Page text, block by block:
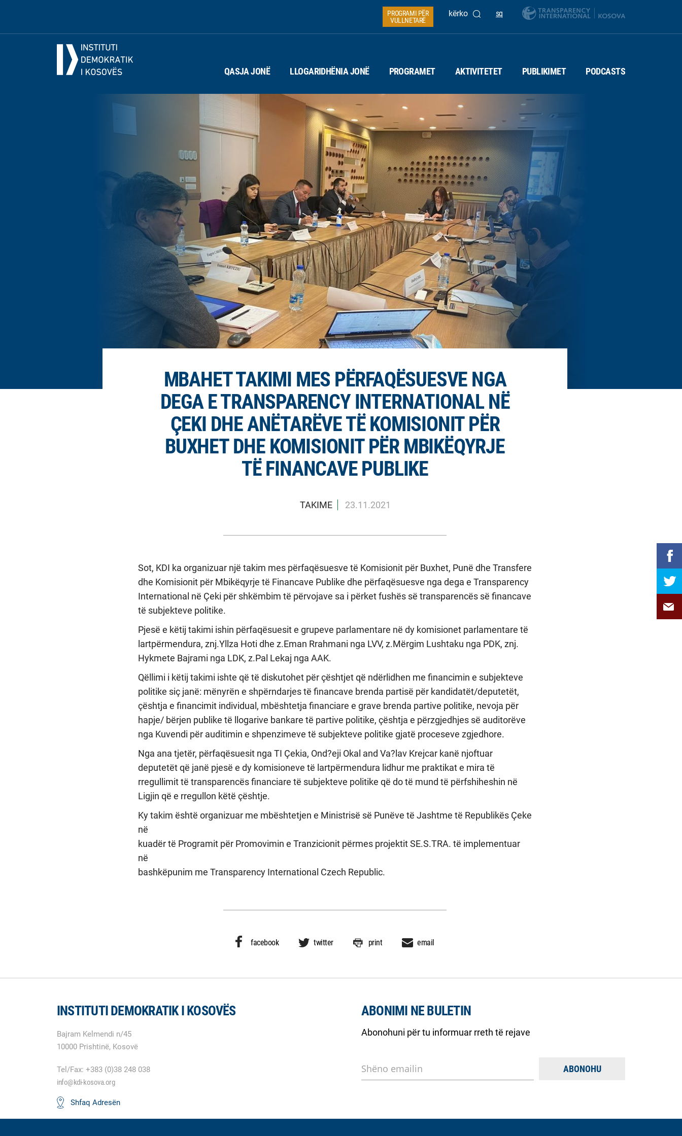
sq
kërko
PROGRAMI PËR
VULLNETARË
QASJA JONË LLOGARIDHËNIA JONË PROGRAMET AKTIVITETET PUBLIKIMET PODCASTS
MBAHET TAKIMI MES PËRFAQËSUESVE NGA
DEGA E TRANSPARENCY INTERNATIONAL NË
ÇEKI DHE ANËTARËVE TË KOMISIONIT PËR
BUXHET DHE KOMISIONIT PËR MBIKËQYRJE
TË FINANCAVE PUBLIKE
TAKIME 23.11.2021
Sot, KDI ka organizuar një takim mes përfaqësuesve të Komisionit për Buxhet, Punë dhe Transfere
dhe Komisionit për Mbikëqyrje të Financave Publike dhe përfaqësuesve nga dega e Transparency
International në Çeki për shkëmbim të përvojave sa i përket fushës së transparencës së financave
të subjekteve politike.
Pjesë e këtij takimi ishin përfaqësuesit e grupeve parlamentare në dy komisionet parlamentare të
lartpërmendura, znj.Yllza Hoti dhe z.Eman Rrahmani nga LVV, z.Mërgim Lushtaku nga PDK, znj.
Hykmete Bajrami nga LDK, z.Pal Lekaj nga AAK.
Qëllimi i këtij takimi ishte që të diskutohet për çështjet që ndërlidhen me financimin e subjekteve
politike siç janë: mënyrën e shpërndarjes të financave brenda partisë për kandidatët/deputetët,
çështja e financimit individual, mbështetja financiare e grave brenda partive politike, nevoja për
hapje/ bërjen publike të llogarive bankare të partive politike, çështja e përzgjedhjes së auditorëve
nga Kuvendi për auditimin e shpenzimeve të subjekteve politike gjatë proceseve zgjedhore.
Nga ana tjetër, përfaqësuesit nga TI Çekia, Ond?eji Okal and Va?lav Krejcar kanë njoftuar
deputetët që janë pjesë e dy komisioneve të lartpërmendura lidhur me praktikat e mira të
rregullimit të transparencës financiare të subjekteve politike që do të mund të përfshiheshin në
Ligjin që e rregullon këtë çështje.
Ky takim është organizuar me mbështetjen e Ministrisë së Punëve të Jashtme të Republikës Çeke
në
kuadër të Programit për Promovimin e Tranzicionit përmes projektit SE.S.TRA. të implementuar
në
bashkëpunim me Transparency International Czech Republic.
facebook twitter print email
ABONIMI NE BULETIN
Abonohuni për tu informuar rreth të rejave
Shëno emailin
INSTITUTI DEMOKRATIK I KOSOVËS
Bajram Kelmendi n/45
10000 Prishtinë, Kosovë
Tel/Fax: +383 (0)38 248 038
info@kdi-kosova.org
Shfaq Adresën